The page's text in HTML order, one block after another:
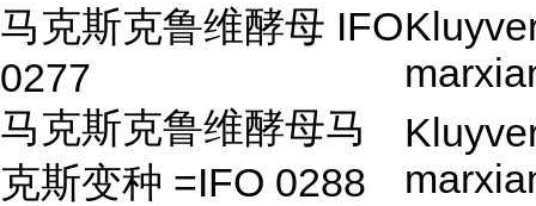
马克斯克鲁维酵母 IFO
0277
马克斯克鲁维酵母马
克斯变种 =IFO 0288